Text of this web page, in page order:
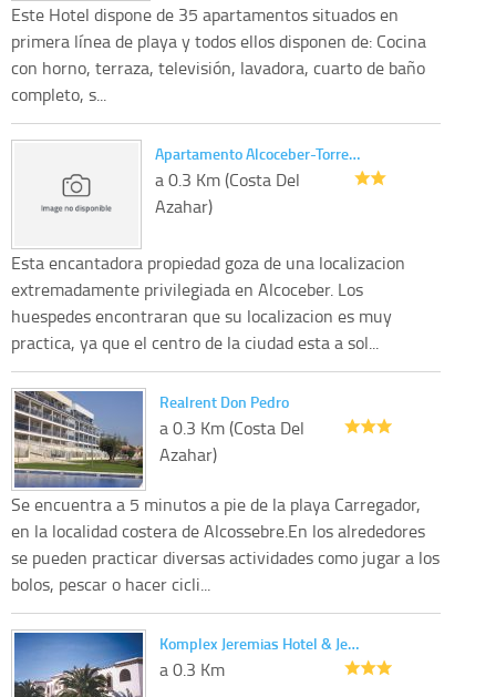
Este Hotel dispone de 35 apartamentos situados en
primera línea de playa y todos ellos disponen de: Cocina
con horno, terraza, televisión, lavadora, cuarto de baño
completo, s...
Apartamento Alcoceber-Torre…
a 0.3 Km (Costa Del
Azahar)
Esta encantadora propiedad goza de una localizacion
extremadamente privilegiada en Alcoceber. Los
huespedes encontraran que su localizacion es muy
practica, ya que el centro de la ciudad esta a sol...
Realrent Don Pedro
a 0.3 Km (Costa Del
Azahar)
Se encuentra a 5 minutos a pie de la playa Carregador,
en la localidad costera de Alcossebre.En los alrededores
se pueden practicar diversas actividades como jugar a los
bolos, pescar o hacer cicli...
Komplex Jeremias Hotel & Je…
a 0.3 Km